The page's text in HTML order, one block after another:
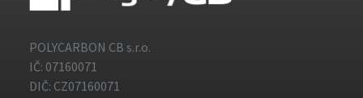
POLYCARBON CB s.r.o.
IČ: 07160071
DIČ: CZ07160071